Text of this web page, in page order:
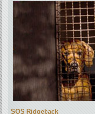
SOS Ridgeback